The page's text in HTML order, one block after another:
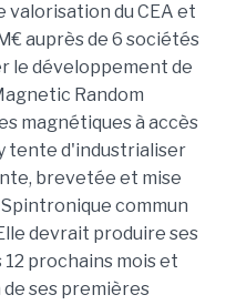
du CEA et
auprès de 6 sociétés
le développement de
Random
magnétiques à accès
tente d'industrialiser
brevetée et mise
commun
devrait produire ses
prochains mois et
ses premières